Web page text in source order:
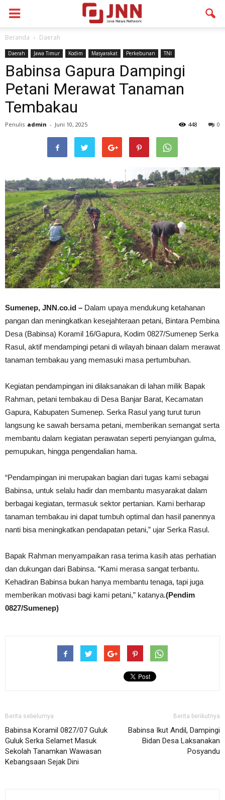
Beranda Daerah
Daerah Jawa Timur Kodim Masyarakat Perkebunan TNI
Babinsa Gapura Dampingi
Petani Merawat Tanaman
Tembakau
Penulis admin - Juni 10, 2025 0
448
Sumenep, JNN.co.id – Dalam upaya mendukung ketahanan
pangan dan meningkatkan kesejahteraan petani, Bintara Pembina
Desa (Babinsa) Koramil 16/Gapura, Kodim 0827/Sumenep Serka
Rasul, aktif mendampingi petani di wilayah binaan dalam merawat
tanaman tembakau yang memasuki masa pertumbuhan.
Kegiatan pendampingan ini dilaksanakan di lahan milik Bapak
Rahman, petani tembakau di Desa Banjar Barat, Kecamatan
Gapura, Kabupaten Sumenep. Serka Rasul yang turut turun
langsung ke sawah bersama petani, memberikan semangat serta
membantu dalam kegiatan perawatan seperti penyiangan gulma,
pemupukan, hingga pengendalian hama.
“Pendampingan ini merupakan bagian dari tugas kami sebagai
Babinsa, untuk selalu hadir dan membantu masyarakat dalam
berbagai kegiatan, termasuk sektor pertanian. Kami berharap
tanaman tembakau ini dapat tumbuh optimal dan hasil panennya
nanti bisa meningkatkan pendapatan petani,” ujar Serka Rasul.
Bapak Rahman menyampaikan rasa terima kasih atas perhatian
dan dukungan dari Babinsa. “Kami merasa sangat terbantu.
Kehadiran Babinsa bukan hanya membantu tenaga, tapi juga
memberikan motivasi bagi kami petani,” katanya.(Pendim
0827/Sumenep)
Berita sebelumya
Babinsa Koramil 0827/07 Guluk
Guluk Serka Selamet Masuk
Sekolah Tanamkan Wawasan
Kebangsaan Sejak Dini
Berita berikutnya
Babinsa Ikut Andil, Dampingi
Bidan Desa Laksanakan
Posyandu